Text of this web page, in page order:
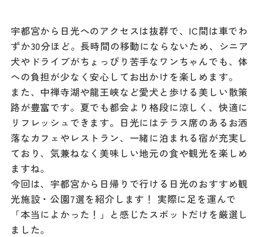
宇都宮から日光へのアクセスは抜群で、IC間は車でわ
ずか30分ほど。長時間の移動にならないため、シニア
犬やドライブがちょっぴり苦手なワンちゃんでも、体
への負担が少なく安心してお出かけを楽しめます。
また、中禅寺湖や龍王峡など愛犬と歩ける美しい散策
路が豊富です。夏でも都会より格段に涼しく、快適に
リフレッシュできます。日光にはテラス席のあるお洒
落なカフェやレストラン、一緒に泊まれる宿が充実し
ており、気兼ねなく美味しい地元の食や観光を楽しめ
ますね。
今回は、宇都宮から日帰りで行ける日光のおすすめ観
光施設・公園7選を紹介します！ 実際に足を運んで
「本当によかった！」と感じたスポットだけを厳選し
ました。
撮影支援・
MICE
フィルムコミ
ッション
MICE
e
ロード
パンフレット
ダウンロード